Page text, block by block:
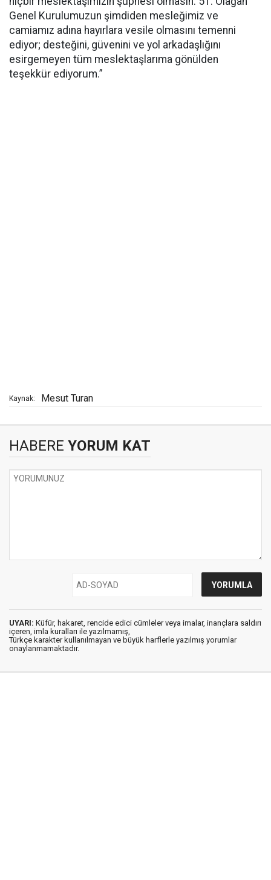
Genel Kurulumuzun şimdiden mesleğimiz ve
camiamız adına hayırlara vesile olmasını temenni
ediyor; desteğini, güvenini ve yol arkadaşlığını
esirgemeyen tüm meslektaşlarıma gönülden
teşekkür ediyorum.”
Kaynak: Mesut Turan
HABERE YORUM KAT
UYARI: Küfür, hakaret, rencide edici cümleler veya imalar, inançlara saldırı
içeren, imla kuralları ile yazılmamış,
Türkçe karakter kullanılmayan ve büyük harflerle yazılmış yorumlar
onaylanmamaktadır.